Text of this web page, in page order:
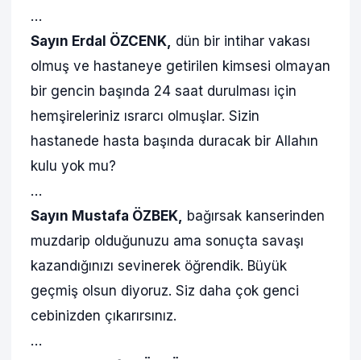
…
Sayın Erdal ÖZCENK, dün bir intihar vakası
olmuş ve hastaneye getirilen kimsesi olmayan
bir gencin başında 24 saat durulması için
hemşireleriniz ısrarcı olmuşlar. Sizin
hastanede hasta başında duracak bir Allahın
kulu yok mu?
…
Sayın Mustafa ÖZBEK, bağırsak kanserinden
muzdarip olduğunuzu ama sonuçta savaşı
kazandığınızı sevinerek öğrendik. Büyük
geçmiş olsun diyoruz. Siz daha çok genci
cebinizden çıkarırsınız.
…